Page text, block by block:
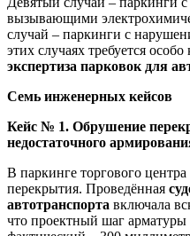
вызывающими
случай – паркинги с
этих случаях требуется
экспертиза парковок для
Семь инженерных кейсов
Кейс № 1. Обрушение
недостаточного
В паркинге торгового
перекрытия. Проведённая
автотранспорта включала
что проектный шаг арматуры